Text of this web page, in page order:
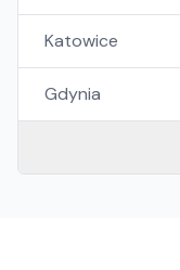
Katowice
Gdynia